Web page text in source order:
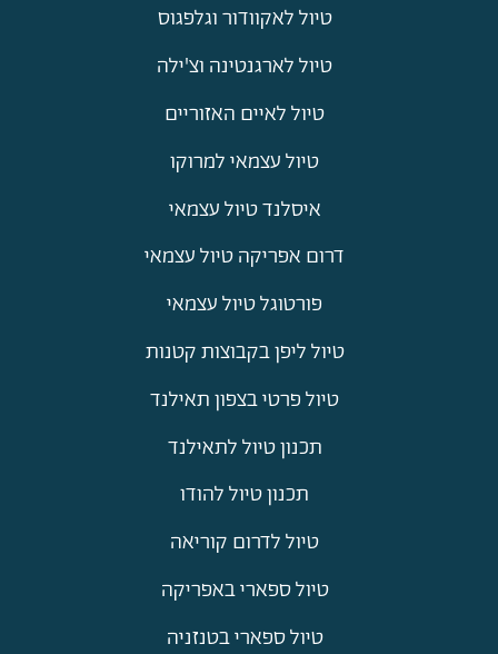
טיול לאקוודור וגלפגוס
טיול לארגנטינה וצ'ילה
טיול לאיים האזוריים
טיול עצמאי למרוקו
איסלנד טיול עצמאי
דרום אפריקה טיול עצמאי
פורטוגל טיול עצמאי
טיול ליפן בקבוצות קטנות
טיול פרטי בצפון תאילנד
תכנון טיול לתאילנד
תכנון טיול להודו
טיול לדרום קוריאה
טיול ספארי באפריקה
טיול ספארי בטנזניה